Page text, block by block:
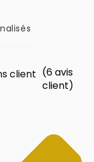
client (6avis
client)